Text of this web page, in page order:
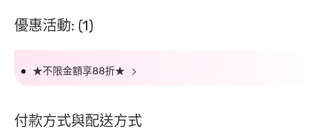
優惠活動: (1)
★不限金額享88折★
付款方式與配送方式